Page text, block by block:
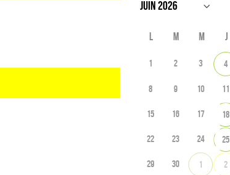
L M M J
1 2 3 4
8 9 10 11
15 16 17 18
22 23 24 25
29 30 1 2